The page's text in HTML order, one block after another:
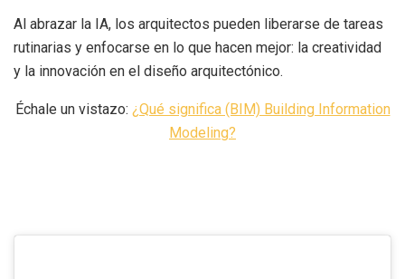
Al abrazar la IA, los arquitectos pueden liberarse de tareas
rutinarias y enfocarse en lo que hacen mejor: la creatividad
y la innovación en el diseño arquitectónico.
Échale un vistazo: ¿Qué significa (BIM) Building Information
Modeling?